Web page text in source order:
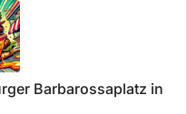
Barbarossaplatz in